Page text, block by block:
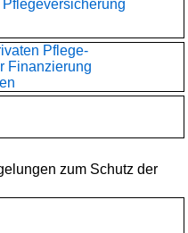
Pflege-
Finanzierung
zum Schutz der